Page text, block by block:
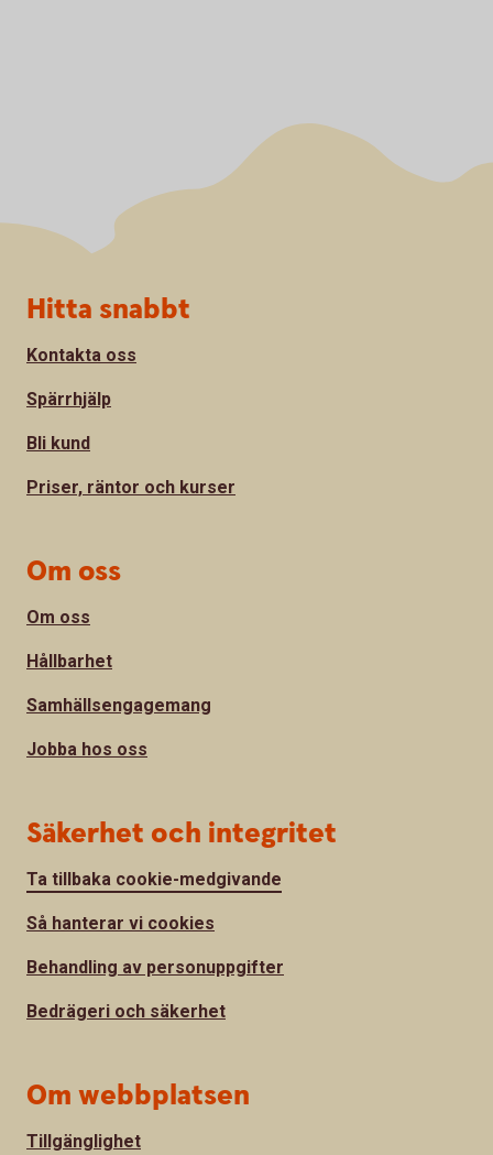
Sidfot
Hitta snabbt
Kontakta oss
Spärrhjälp
Bli kund
Priser, räntor och kurser
Om oss
Om oss
Hållbarhet
Samhällsengagemang
Jobba hos oss
Säkerhet och integritet
Ta tillbaka cookie-medgivande
Så hanterar vi cookies
Behandling av personuppgifter
Bedrägeri och säkerhet
Om webbplatsen
Tillgänglighet